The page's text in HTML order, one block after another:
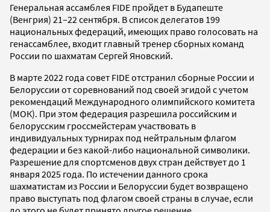
Генеральная ассамблея FIDE пройдет в Будапеште
(Венгрия) 21–22 сентября. В список делегатов 199
национальных федераций, имеющих право голосовать на
генассамблее, входит главный тренер сборных команд
России по шахматам Сергей Яновский.
В марте 2022 года совет FIDE отстранил сборные России и
Белоруссии от соревнований под своей эгидой с учетом
рекомендаций Международного олимпийского комитета
(МОК). При этом федерация разрешила российским и
белорусским гроссмейстерам участвовать в
индивидуальных турнирах под нейтральным флагом
федерации и без какой-либо национальной символики.
Разрешение для спортсменов двух стран действует до 1
января 2025 года. По истечении данного срока
шахматистам из России и Белоруссии будет возвращено
право выступать под флагом своей страны в случае, если